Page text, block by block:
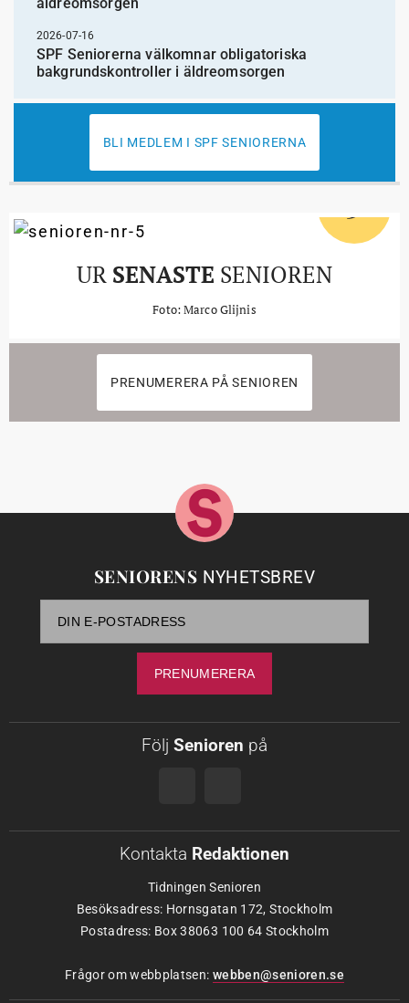
2026-07-16
SPF Seniorerna välkomnar obligatoriska
bakgrundskontroller i äldreomsorgen
BLI MEDLEM I SPF SENIORERNA
5
UR SENASTE SENIOREN
Foto: Marco Glijnis
PRENUMERERA PÅ SENIOREN
SENIORENS NYHETSBREV
Följ Senioren på
Kontakta Redaktionen
Tidningen Senioren
Besöksadress: Hornsgatan 172, Stockholm
Postadress: Box 38063 100 64 Stockholm
Frågor om webbplatsen: webben@senioren.se